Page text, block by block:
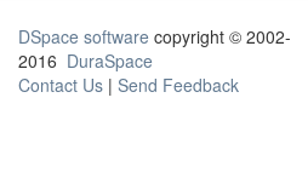
DSpace software copyright © 2002-
2016 DuraSpace
Contact Us | Send Feedback